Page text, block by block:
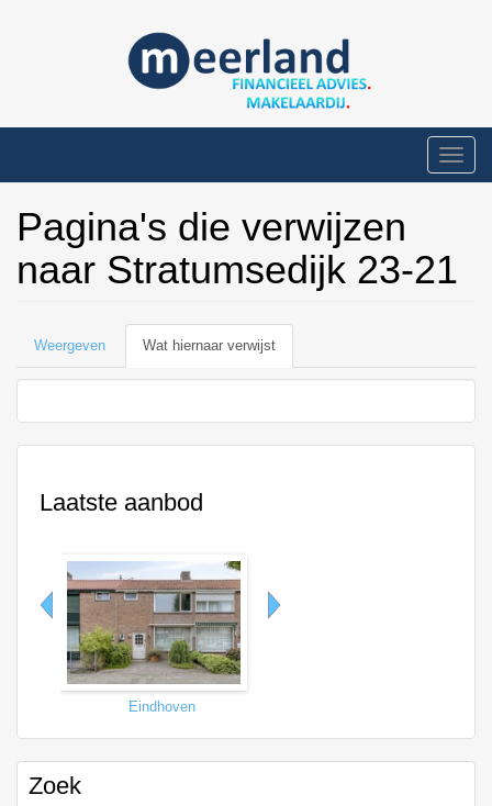
Toggle
Pagina's die verwijzen
naar Stratumsedijk 23-21
Primaire
tabs
Weergeven Wat hiernaar verwijst
tabblad)
Laatste aanbod
Eindhoven
Zoek